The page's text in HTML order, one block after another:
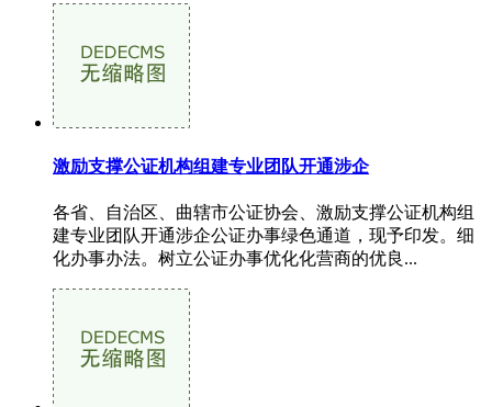
激励支撑公证机构组建专业团队开通涉企
各省、自治区、曲辖市公证协会、激励支撑公证机构组
建专业团队开通涉企公证办事绿色通道，现予印发。细
化办事办法。树立公证办事优化化营商的优良...